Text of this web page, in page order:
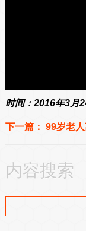
时间：2016年3月
下一篇： 99岁老
内容搜索